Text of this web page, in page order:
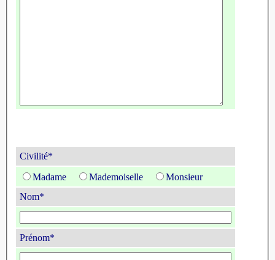
Civilité*
Madame
Mademoiselle
Monsieur
Nom*
Prénom*